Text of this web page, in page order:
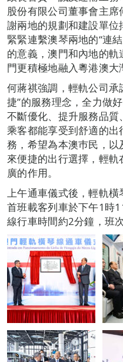
股份有限公司董事會主
謝兩地的規劃和建設單
緊緊連繫澳琴兩地的“連
的意義，澳門和內地的
門更積極地融入粵港澳大
何蔣祺強調，輕軌公司承
捷”的服務理念，全力做
不斷優化、提升服務品
乘客都能享受到舒適的
務，希望為本澳巿民，
來便捷的出行選擇，輕
廣的作用。
上午通車儀式後，輕軌橫
首班載客列車於下午1時
線行車時間約2分鐘，班